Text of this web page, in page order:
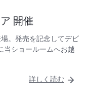
開催
。発売を記念してデビ
当ショールームへお越
詳しく読む